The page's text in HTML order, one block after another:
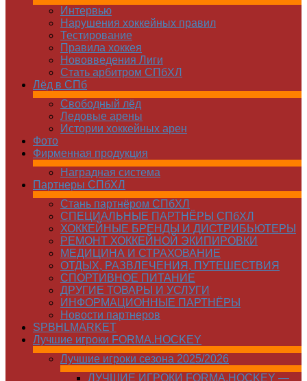
Интервью
Нарушения хоккейных правил
Тестирование
Правила хоккея
Нововведения Лиги
Стать арбитром СПбХЛ
Лёд в СПб
Свободный лёд
Ледовые арены
Истории хоккейных арен
Фото
Фирменная продукция
Наградная система
Партнеры СПбХЛ
Стань партнёром СПбХЛ
СПЕЦИАЛЬНЫЕ ПАРТНЁРЫ СПбХЛ
ХОККЕЙНЫЕ БРЕНДЫ И ДИСТРИБЬЮТЕРЫ
РЕМОНТ ХОККЕЙНОЙ ЭКИПИРОВКИ
МЕДИЦИНА И СТРАХОВАНИЕ
ОТДЫХ, РАЗВЛЕЧЕНИЯ, ПУТЕШЕСТВИЯ
СПОРТИВНОЕ ПИТАНИЕ
ДРУГИЕ ТОВАРЫ И УСЛУГИ
ИНФОРМАЦИОННЫЕ ПАРТНЁРЫ
Новости партнеров
SPBHLMARKET
Лучшие игроки FORMA.HOCKEY
Лучшие игроки сезона 2025/2026
ЛУЧШИЕ ИГРОКИ FORMA.HOCKEY —